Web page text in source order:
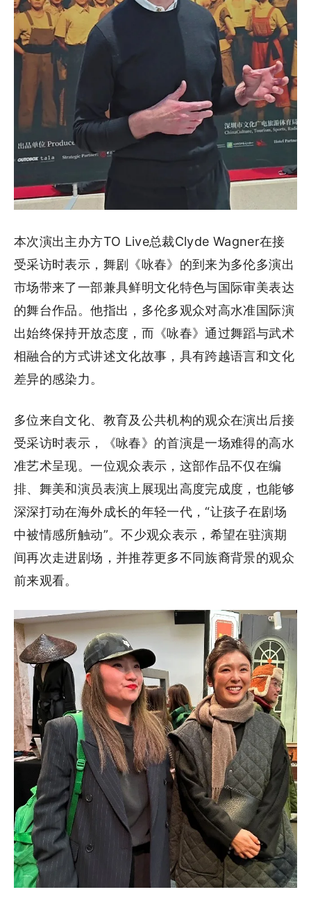
本次演出主办方TO Live总裁Clyde Wagner在接
受采访时表示，舞剧《咏春》的到来为多伦多演出
市场带来了一部兼具鲜明文化特色与国际审美表达
的舞台作品。他指出，多伦多观众对高水准国际演
出始终保持开放态度，而《咏春》通过舞蹈与武术
相融合的方式讲述文化故事，具有跨越语言和文化
差异的感染力。
多位来自文化、教育及公共机构的观众在演出后接
受采访时表示，《咏春》的首演是一场难得的高水
准艺术呈现。一位观众表示，这部作品不仅在编
排、舞美和演员表演上展现出高度完成度，也能够
深深打动在海外成长的年轻一代，“让孩子在剧场
中被情感所触动”。不少观众表示，希望在驻演期
间再次走进剧场，并推荐更多不同族裔背景的观众
前来观看。